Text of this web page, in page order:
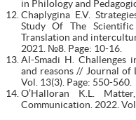
in Philology and
Chaplygina E.V.
Study Of The
Translation and
2021. №8. Page: 10-16.
Al-Smadi H. Challenges
and reasons // Journal of
Vol. 13(3). Page: 550-560.
O’Halloran K.L.
Communication. 2022.